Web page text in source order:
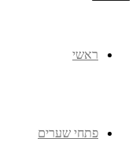
ראשי
פתחי שערים